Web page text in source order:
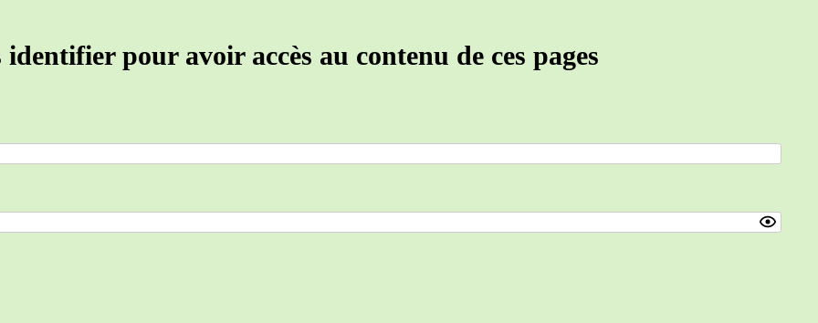
identifier pour avoir accès au contenu de ces pages